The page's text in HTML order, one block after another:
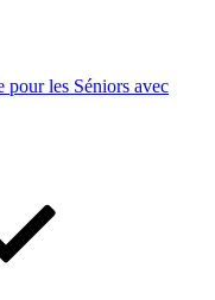
pour les Séniors avec